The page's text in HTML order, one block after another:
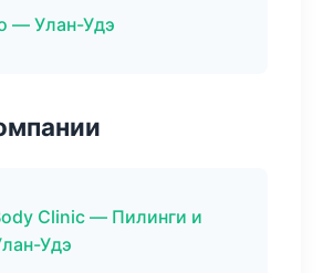
— Улан-Удэ
Clinic — Пилинги и
Удэ